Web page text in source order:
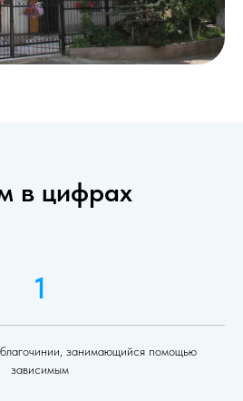
в цифрах
1
занимающийся помощью
зависимым